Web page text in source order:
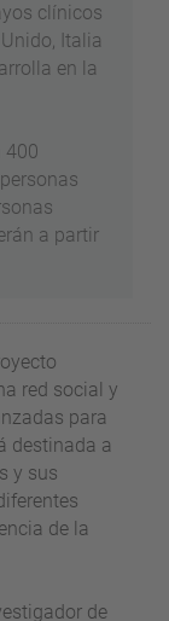
clínicos
Italia
en la
400
a partir
red social y
para
destinada a
y sus
de la
de